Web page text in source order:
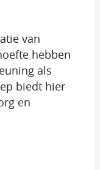
van
hebben
als
biedt hier
en